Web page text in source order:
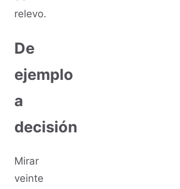
relevo.
De
ejemplo
a
decisión
Mirar
veinte